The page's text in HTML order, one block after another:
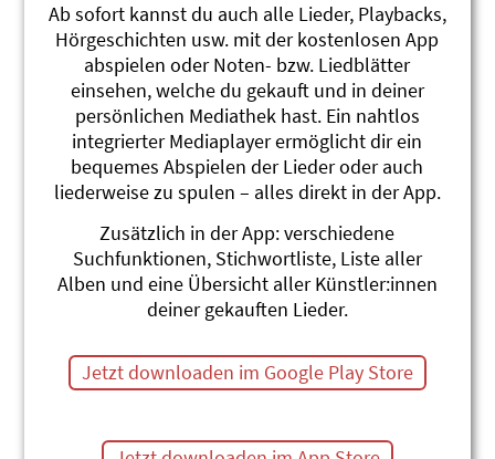
Im ersten Quintal
Maja Lynn
Im zweiten Quintal
Maja Lynn
Im dritten Quartal
Maja Lynn
Im vierten Quintal
Maja Lynn
Ab sofort kannst du auch alle Lieder, Playbacks,
Hörgeschichten usw. mit der kostenlosen App
abspielen oder Noten- bzw. Liedblätter
einsehen, welche du gekauft und in deiner
persönlichen Mediathek hast. Ein nahtlos
integrierter Mediaplayer ermöglicht dir ein
bequemes Abspielen der Lieder oder auch
liederweise zu spulen – alles direkt in der App.
Zusätzlich in der App: verschiedene
Suchfunktionen, Stichwortliste, Liste aller
Alben und eine Übersicht aller Künstler:innen
deiner gekauften Lieder.
Jetzt downloaden im Google Play Store